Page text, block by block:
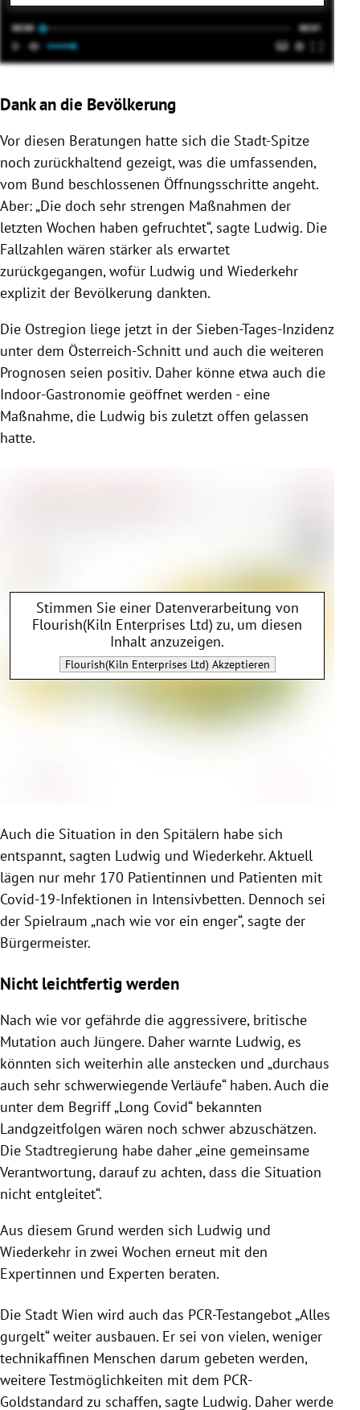
Dank an die Bevölkerung
Vor diesen Beratungen hatte sich die Stadt-Spitze
noch zurückhaltend gezeigt, was die umfassenden,
vom Bund beschlossenen Öffnungsschritte angeht.
Aber: „Die doch sehr strengen Maßnahmen der
letzten Wochen haben gefruchtet“, sagte Ludwig. Die
Fallzahlen wären stärker als erwartet
zurückgegangen, wofür Ludwig und Wiederkehr
explizit der Bevölkerung dankten.
Die Ostregion liege jetzt in der Sieben-Tages-Inzidenz
unter dem Österreich-Schnitt und auch die weiteren
Prognosen seien positiv. Daher könne etwa auch die
Indoor-Gastronomie geöffnet werden - eine
Maßnahme, die Ludwig bis zuletzt offen gelassen
hatte.
Stimmen Sie einer Datenverarbeitung von
Flourish(Kiln Enterprises Ltd) zu, um diesen
Inhalt anzuzeigen.
Flourish(Kiln Enterprises Ltd) Akzeptieren
Auch die Situation in den Spitälern habe sich
entspannt, sagten Ludwig und Wiederkehr. Aktuell
lägen nur mehr 170 Patientinnen und Patienten mit
Covid-19-Infektionen in Intensivbetten. Dennoch sei
der Spielraum „nach wie vor ein enger“, sagte der
Bürgermeister.
Nicht leichtfertig werden
Nach wie vor gefährde die aggressivere, britische
Mutation auch Jüngere. Daher warnte Ludwig, es
könnten sich weiterhin alle anstecken und „durchaus
auch sehr schwerwiegende Verläufe“ haben. Auch die
unter dem Begriff „Long Covid“ bekannten
Landgzeitfolgen wären noch schwer abzuschätzen.
Die Stadtregierung habe daher „eine gemeinsame
Verantwortung, darauf zu achten, dass die Situation
nicht entgleitet“.
Aus diesem Grund werden sich Ludwig und
Wiederkehr in zwei Wochen erneut mit den
Expertinnen und Experten beraten.
Die Stadt Wien wird auch das PCR-Testangebot „Alles
gurgelt“ weiter ausbauen. Er sei von vielen, weniger
technikaffinen Menschen darum gebeten werden,
weitere Testmöglichkeiten mit dem PCR-
Goldstandard zu schaffen, sagte Ludwig. Daher werde